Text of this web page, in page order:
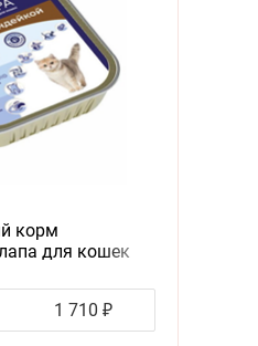
корм
для кошек
1 710 ₽